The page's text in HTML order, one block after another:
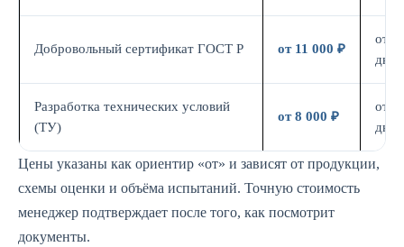
Добровольный сертификат ГОСТ Р от 11 000 ₽
от 7
дн.
Разработка технических условий
(ТУ)
от 8 000 ₽
от 5
дн.
Цены указаны как ориентир «от» и зависят от продукции,
схемы оценки и объёма испытаний. Точную стоимость
менеджер подтверждает после того, как посмотрит
документы.